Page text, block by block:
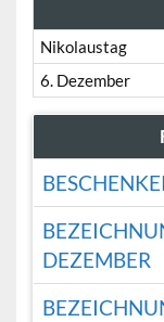
Nikolaustag
6. Dezember
DEZEMBER